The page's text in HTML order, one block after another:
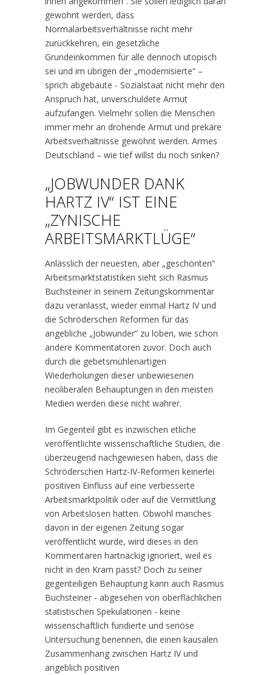
gewöhnt werden, dass
Normalarbeitsverhältnisse nicht mehr
zurückkehren, ein gesetzliche
Grundeinkommen für alle dennoch utopisch
sei und im übrigen der „modernisierte“ –
sprich abgebaute - Sozialstaat nicht mehr den
Anspruch hat, unverschuldete Armut
aufzufangen. Vielmehr sollen die Menschen
immer mehr an drohende Armut und prekäre
Arbeitsverhältnisse gewöhnt werden. Armes
Deutschland – wie tief willst du noch sinken?
„JOBWUNDER DANK
HARTZ IV“ IST EINE
„ZYNISCHE
ARBEITSMARKTLÜGE“
Anlässlich der neuesten, aber „geschönten“
Arbeitsmarktstatistiken sieht sich Rasmus
Buchsteiner in seinem Zeitungskommentar
dazu veranlasst, wieder einmal Hartz IV und
die Schröderschen Reformen für das
angebliche „Jobwunder“ zu loben, wie schon
andere Kommentatoren zuvor. Doch auch
durch die gebetsmühlenartigen
Wiederholungen dieser unbewiesenen
neoliberalen Behauptungen in den meisten
Medien werden diese nicht wahrer.
Im Gegenteil gibt es inzwischen etliche
veröffentlichte wissenschaftliche Studien, die
überzeugend nachgewiesen haben, dass die
Schröderschen Hartz-IV-Reformen keinerlei
positiven Einfluss auf eine verbesserte
Arbeitsmarktpolitik oder auf die Vermittlung
von Arbeitslosen hatten. Obwohl manches
davon in der eigenen Zeitung sogar
veröffentlicht wurde, wird dieses in den
Kommentaren hartnäckig ignoriert, weil es
nicht in den Kram passt? Doch zu seiner
gegenteiligen Behauptung kann auch Rasmus
Buchsteiner - abgesehen von oberflächlichen
statistischen Spekulationen - keine
wissenschaftlich fundierte und seriöse
Untersuchung benennen, die einen kausalen
Zusammenhang zwischen Hartz IV und
angeblich positiven